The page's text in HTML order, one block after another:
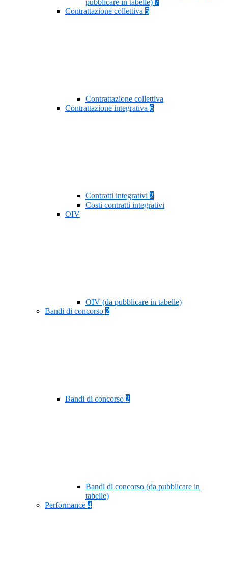
pubblicare in tabelle) 7
Contrattazione collettiva 5
Contrattazione collettiva
Contrattazione integrativa 6
Contratti integrativi 2
Costi contratti integrativi
OIV
OIV (da pubblicare in tabelle)
Bandi di concorso 2
Bandi di concorso 2
Bandi di concorso (da pubblicare in
tabelle)
Performance 4